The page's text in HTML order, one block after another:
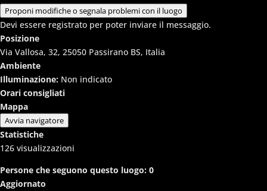
Proponi modifiche o segnala problemi con il luogo
Devi essere registrato per poter inviare il messaggio.
Posizione
Via Vallosa, 32, 25050 Passirano BS, Italia
Ambiente
Illuminazione: Non indicato
Orari consigliati
Mappa
Avvia navigatore
Statistiche
126 visualizzazioni
Persone che seguono questo luogo: 0
Aggiornato